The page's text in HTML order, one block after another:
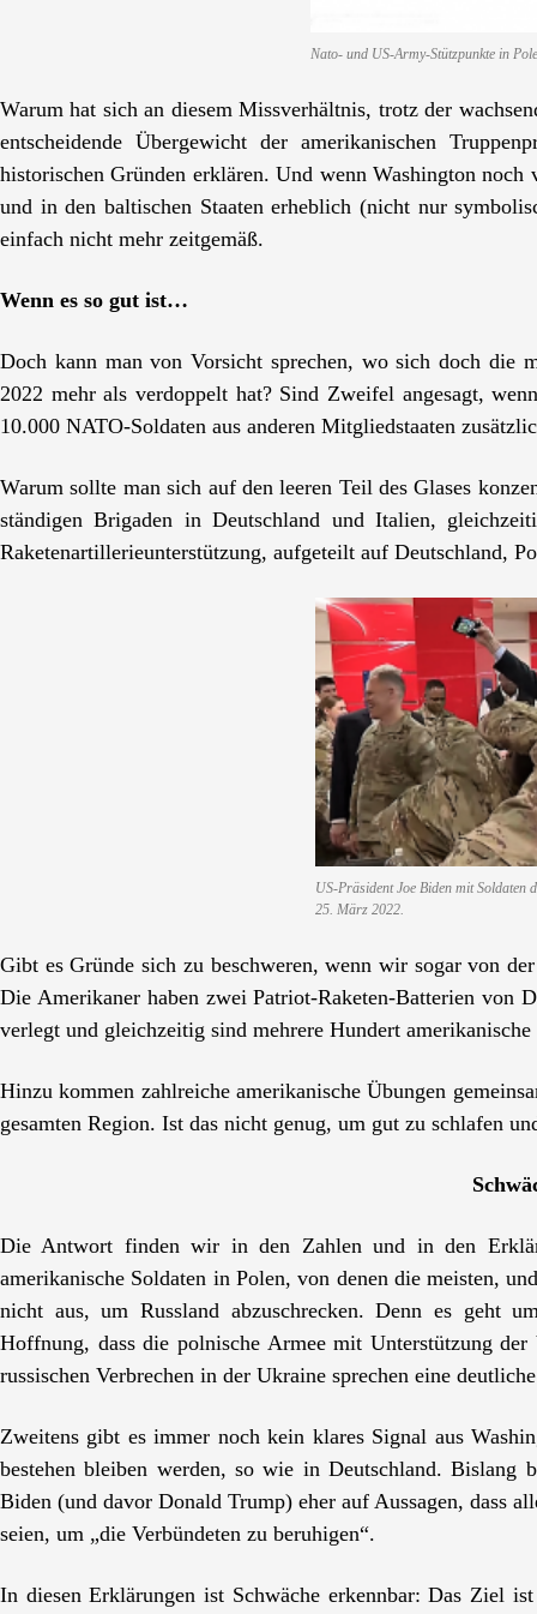
Nato- und US-Army-Stützpunkte in
Warum hat sich an diesem Missverhältnis, trotz der
entscheidende Übergewicht der amerikanischen
historischen Gründen erklären. Und wenn Washington
und in den baltischen Staaten erheblich (nicht nur
einfach nicht mehr zeitgemäß.
Wenn es so gut ist…
Doch kann man von Vorsicht sprechen, wo sich doch die
2022 mehr als verdoppelt hat? Sind Zweifel angesagt,
10.000 NATO-Soldaten aus anderen Mitgliedstaaten
Warum sollte man sich auf den leeren Teil des Glases
ständigen Brigaden in Deutschland und Italien,
Raketenartillerieunterstützung, aufgeteilt auf Deutschland,
US-Präsident Joe Biden mit Soldaten
25. März 2022.
Gibt es Gründe sich zu beschweren, wenn wir sogar von
Die Amerikaner haben zwei Patriot-Raketen-Batterien von
verlegt und gleichzeitig sind mehrere Hundert
Hinzu kommen zahlreiche amerikanische Übungen
gesamten Region. Ist das nicht genug, um gut zu schlafen
Die Antwort finden wir in den Zahlen und in den
amerikanische Soldaten in Polen, von denen die meisten,
nicht aus, um Russland abzuschrecken. Denn es geht
Hoffnung, dass die polnische Armee mit Unterstützung
russischen Verbrechen in der Ukraine sprechen eine
Zweitens gibt es immer noch kein klares Signal aus
bestehen bleiben werden, so wie in Deutschland. Bislang
Biden (und davor Donald Trump) eher auf Aussagen, dass
seien, um „die Verbündeten zu beruhigen“.
In diesen Erklärungen ist Schwäche erkennbar: Das Ziel